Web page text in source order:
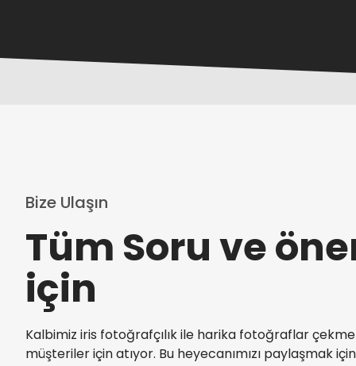
Bize Ulaşın
Tüm Soru ve
için
Kalbimiz iris fotoğrafçılık ile harika fotoğraflar
müşteriler için atıyor. Bu heyecanımızı paylaşmak